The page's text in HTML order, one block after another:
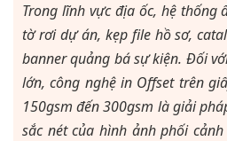
Trong lĩnh vực địa ốc, hệ thống
tờ rơi dự án, kẹp file hồ sơ,
banner quảng bá sự kiện. Đối
lớn, công nghệ in Offset trên
150gsm đến 300gsm là giải
sắc nét của hình ảnh phối